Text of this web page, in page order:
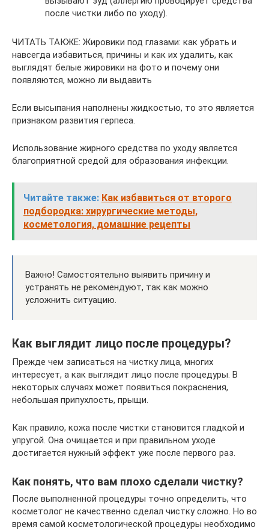
после чистки либо по уходу).
ЧИТАТЬ ТАКЖЕ: Жировики под глазами: как убрать и
навсегда избавиться, причины и как их удалить, как
выглядят белые жировики на фото и почему они
появляются, можно ли выдавить
Если высыпания наполнены жидкостью, то это является
признаком развития герпеса.
Использование жирного средства по уходу является
благоприятной средой для образования инфекции.
Читайте также: Как избавиться от второго
подбородка: хирургические методы,
косметология, домашние рецепты
Важно! Самостоятельно выявить причину и
устранять не рекомендуют, так как можно
усложнить ситуацию.
Как выглядит лицо после процедуры?
Прежде чем записаться на чистку лица, многих
интересует, а как выглядит лицо после процедуры. В
некоторых случаях может появиться покраснения,
небольшая припухлость, прыщи.
Как правило, кожа после чистки становится гладкой и
упругой. Она очищается и при правильном уходе
достигается нужный эффект уже после первого раз.
Как понять, что вам плохо сделали чистку?
После выполненной процедуры точно определить, что
косметолог не качественно сделал чистку сложно. Но во
время самой косметологической процедуры необходимо